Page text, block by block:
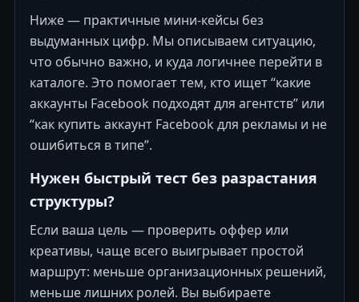
Ниже — практичные мини-кейсы без
выдуманных цифр. Мы описываем ситуацию,
что обычно важно, и куда логичнее перейти в
каталоге. Это помогает тем, кто ищет “какие
аккаунты Facebook подходят для агентств” или
“как купить аккаунт Facebook для рекламы и не
ошибиться в типе”.
Нужен быстрый тест без разрастания
структуры?
Если ваша цель — проверить оффер или
креативы, чаще всего выигрывает простой
маршрут: меньше организационных решений,
меньше лишних ролей. Вы выбираете